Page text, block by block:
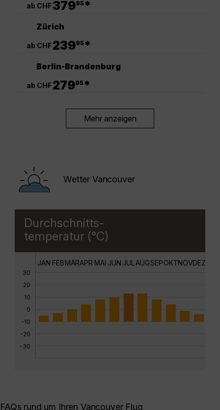
ab CHF37995*
Zürich
ab CHF23995*
Berlin-Brandenburg
ab CHF27995*
Mehr anzeigen
Wetter Vancouver
Durchschnitts-
temperatur (°C)
30
20
10
0
-10
-20
-30
JAN FEBMÄRAPR MAI JUN JUL AUGSEPOKTNOVDEZ
FAQs rund um Ihren Vancouver Flug